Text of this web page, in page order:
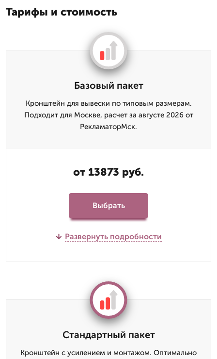
Тарифы и стоимость
Базовый пакет
Кронштейн для вывески по типовым размерам.
Подходит для Москве, расчет за августе 2026 от
РекламаторМск.
от 13873 руб.
Выбрать
Развернуть подробности
Стандартный пакет
Кронштейн с усилением и монтажом. Оптимально